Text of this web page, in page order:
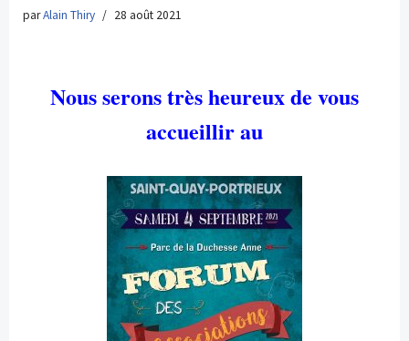
parAlain Thiry 28 août 2021
Nous serons très heureux de vous
accueillir au